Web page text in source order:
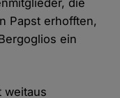
die
Papst erhofften,
ein
weitaus